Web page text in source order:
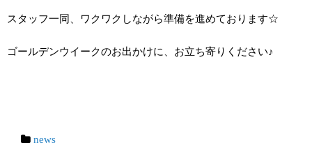
スタッフ一同、ワクワクしながら準備を進めております☆
ゴールデンウイークのお出かけに、お立ち寄りください♪
news